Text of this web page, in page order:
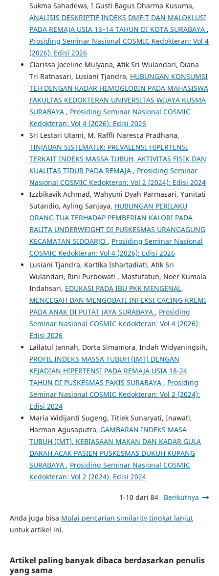
Sukma Sahadewa, I Gusti Bagus Dharma Kusuma,
ANALISIS DESKRIPTIF INDEKS DMF-T DAN MALOKLUSI
PADA REMAJA USIA 13–14 TAHUN DI KOTA SURABAYA ,
Prosiding Seminar Nasional COSMIC Kedokteran: Vol 4
(2026): Edisi 2026
Clarissa Joceline Mulyana, Atik Sri Wulandari, Diana
Tri Ratnasari, Lusiani Tjandra, HUBUNGAN KONSUMSI
TEH DENGAN KADAR HEMOGLOBIN PADA MAHASISWA
FAKULTAS KEDOKTERAN UNIVERSITAS WIJAYA KUSMA
SURABAYA , Prosiding Seminar Nasional COSMIC
Kedokteran: Vol 4 (2026): Edisi 2026
Sri Lestari Utami, M. Raffli Naresca Pradhana,
TINJAUAN SISTEMATIK: PREVALENSI HIPERTENSI
TERKAIT INDEKS MASSA TUBUH, AKTIVITAS FISIK DAN
KUALITAS TIDUR PADA REMAJA , Prosiding Seminar
Nasional COSMIC Kedokteran: Vol 2 (2024): Edisi 2024
Izzbikavik Achmad, Wahyuni Dyah Parmasari, Yunitati
Sutandio, Ayling Sanjaya, HUBUNGAN PERILAKU
ORANG TUA TERHADAP PEMBERIAN KALORI PADA
BALITA UNDERWEIGHT DI PUSKESMAS URANGAGUNG
KECAMATAN SIDOARJO , Prosiding Seminar Nasional
COSMIC Kedokteran: Vol 4 (2026): Edisi 2026
Lusiani Tjandra, Kartika Ishartadiati, Atik Sri
Wulandari, Rini Purbowati , Masfufatun, Noer Kumala
Indahsari, EDUKASI PADA IBU PKK MENGENAL,
MENCEGAH DAN MENGOBATI INFEKSI CACING KREMI
PADA ANAK DI PUTAT JAYA SURABAYA , Prosiding
Seminar Nasional COSMIC Kedokteran: Vol 4 (2026):
Edisi 2026
Lailatul Jannah, Dorta Simamora, Indah Widyaningsih,
PROFIL INDEKS MASSA TUBUH (IMT) DENGAN
KEJADIAN HIPERTENSI PADA REMAJA USIA 18-24
TAHUN DI PUSKESMAS PAKIS SURABAYA , Prosiding
Seminar Nasional COSMIC Kedokteran: Vol 2 (2024):
Edisi 2024
Maria Widijanti Sugeng, Titiek Sunaryati, Inawati,
Harman Agusaputra, GAMBARAN INDEKS MASA
TUBUH (IMT), KEBIASAAN MAKAN DAN KADAR GULA
DARAH ACAK PASIEN PUSKESMAS DUKUH KUPANG
SURABAYA , Prosiding Seminar Nasional COSMIC
Kedokteran: Vol 2 (2024): Edisi 2024
1-10 dari 84 Berikutnya
Anda juga bisa Mulai pencarian similarity tingkat lanjut
untuk artikel ini.
Artikel paling banyak dibaca berdasarkan penulis
yang sama